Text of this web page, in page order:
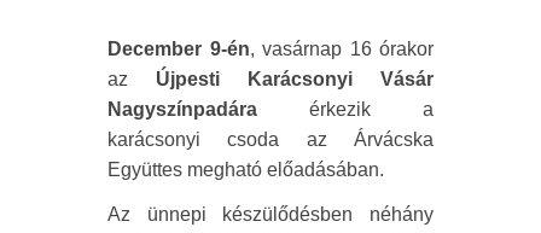
December 9-én, vasárnap 16 órakor
az Újpesti Karácsonyi Vásár
Nagyszínpadára érkezik a
karácsonyi csoda az Árvácska
Együttes megható előadásában.
Az ünnepi készülődésben néhány